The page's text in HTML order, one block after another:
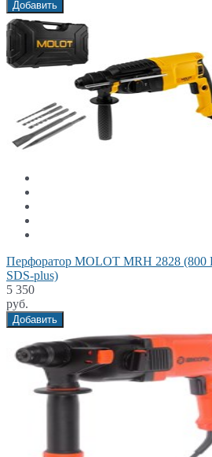
Добавить
Перфоратор MOLOT MRH 2828
SDS-plus)
5 350
руб.
Добавить